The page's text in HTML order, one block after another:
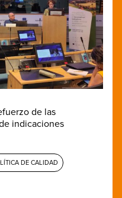
de las
indicaciones
DE CALIDAD